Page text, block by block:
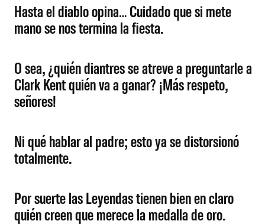
Hasta el diablo opina… Cuidado que si mete
mano se nos termina la fiesta.
O sea, ¿quién diantres se atreve a preguntarle a
Clark Kent quién va a ganar? ¡Más respeto,
señores!
Ni qué hablar al padre; esto ya se distorsionó
totalmente.
Por suerte las Leyendas tienen bien en claro
quién creen que merece la medalla de oro.